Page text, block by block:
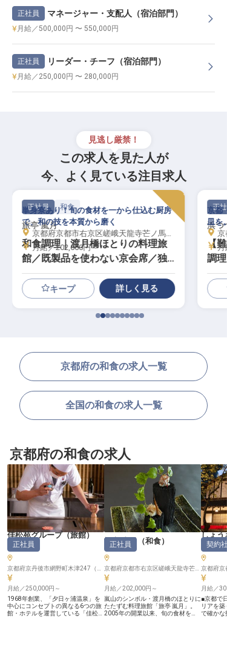
正社員 マネージャー・支配人（宿泊部門）
月給／500,000円 〜 550,000円
正社員 リーダー・チーフ（宿泊部門）
月給／250,000円 〜 280,000円
見逃し厳禁！
この求人を見た人が
今、よく見ている注目求人
正社員 和食
旅亭 嵐月
和食調理｜渡月橋ほとりの料理旅
館／既製品を使わない京会席／独
立も見据えて学べる
単身寮あり！旬の食材を一から仕込む厨房
で、和の技を本質から磨く
京都府京都市右京区嵯峨天龍寺芒ノ馬場町7番地
月給／202,000円～
キープ 詳しく見る
正社
浜つ
【
調理
京都
皿を
京
月
京都府の和食の求人一覧
全国の和食の求人一覧
京都府の和食の求人
佳松苑グループ（旅館）
（和食）
正社員
月給／250,000円～
1968年創業、「夕日ヶ浦温泉」を
中心にコンセプトの異なる6つの旅
館・ホテルを運営している「佳松苑
旅亭 嵐月 （和食）
正社員
月給／202,000円～
嵐山のシンボル・渡月橋のほとりに
たたずむ料理旅館「旅亭 嵐月」。
2005年の開業以来、旬の食材を活
しょう
（和食
契約社
京都府京
月給／
■京都で
リアを
で確かな